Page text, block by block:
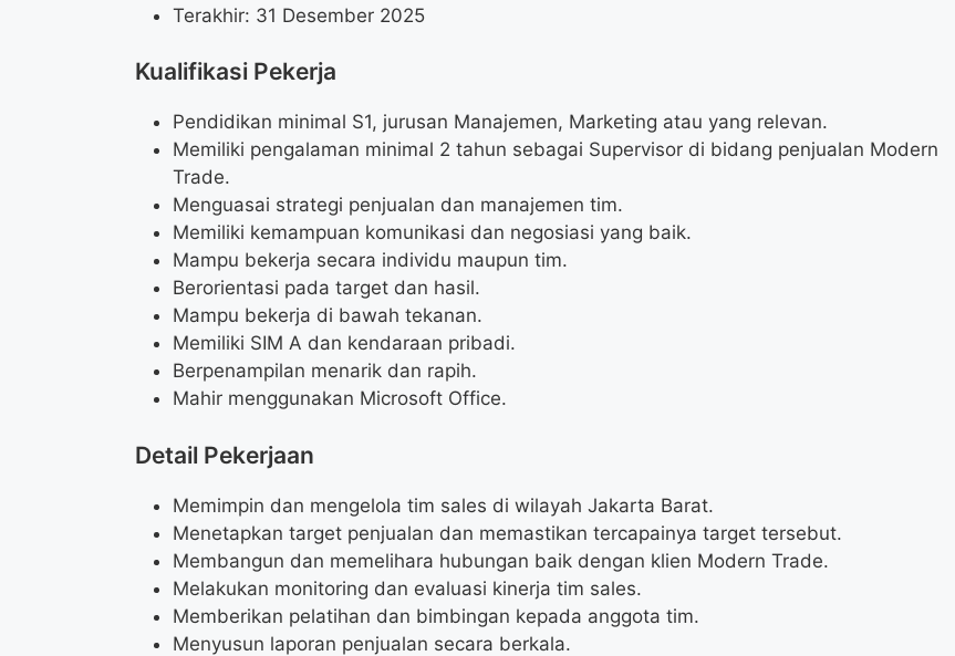
Terakhir: 31 Desember 2025
Kualifikasi Pekerja
Pendidikan minimal S1, jurusan Manajemen, Marketing atau yang relevan.
Memiliki pengalaman minimal 2 tahun sebagai Supervisor di bidang penjualan Modern
Trade.
Menguasai strategi penjualan dan manajemen tim.
Memiliki kemampuan komunikasi dan negosiasi yang baik.
Mampu bekerja secara individu maupun tim.
Berorientasi pada target dan hasil.
Mampu bekerja di bawah tekanan.
Memiliki SIM A dan kendaraan pribadi.
Berpenampilan menarik dan rapih.
Mahir menggunakan Microsoft Office.
Detail Pekerjaan
Memimpin dan mengelola tim sales di wilayah Jakarta Barat.
Menetapkan target penjualan dan memastikan tercapainya target tersebut.
Membangun dan memelihara hubungan baik dengan klien Modern Trade.
Melakukan monitoring dan evaluasi kinerja tim sales.
Memberikan pelatihan dan bimbingan kepada anggota tim.
Menyusun laporan penjualan secara berkala.